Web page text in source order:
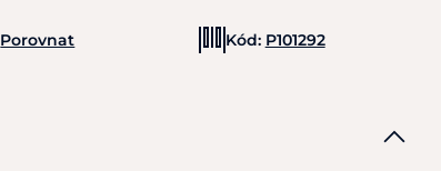
Porovnat Kód: P101292